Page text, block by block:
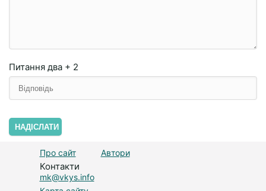
Питання два + 2
НАДІСЛАТИ
Про сайт Автори
Контакти
mk@vkys.info